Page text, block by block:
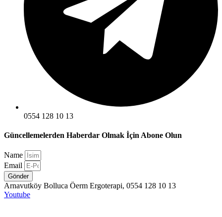
0554 128 10 13
Güncellemelerden Haberdar Olmak İçin Abone Olun
Name
Email
Gönder
Arnavutköy Bolluca Öerm Ergoterapi, 0554 128 10 13
Youtube